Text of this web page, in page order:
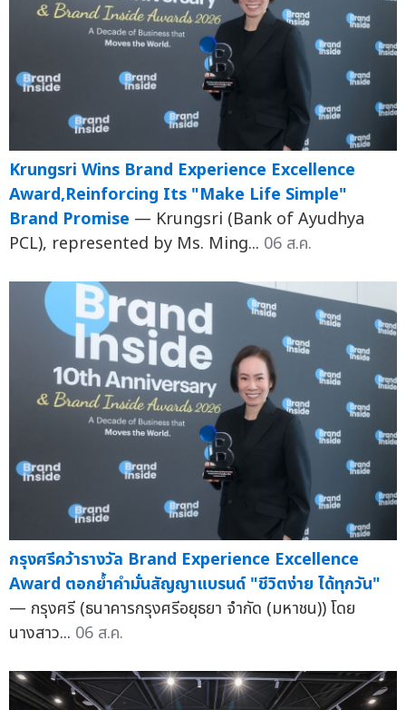
Krungsri Wins Brand Experience Excellence
Award,Reinforcing Its "Make Life Simple"
Brand Promise — Krungsri (Bank of Ayudhya
PCL), represented by Ms. Ming... 06 ส.ค.
กรุงศรีคว้ารางวัล Brand Experience Excellence
Award ตอกย้ำคำมั่นสัญญาแบรนด์ "ชีวิตง่าย ได้ทุกวัน"
— กรุงศรี (ธนาคารกรุงศรีอยุธยา จำกัด (มหาชน)) โดย
นางสาว... 06 ส.ค.